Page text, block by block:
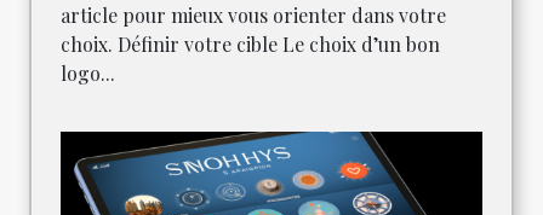
article pour mieux vous orienter dans votre
choix. Définir votre cible Le choix d’un bon
logo...